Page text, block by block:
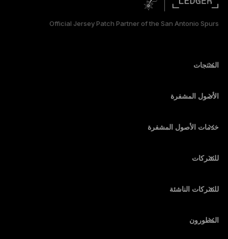
日本語
한국어
Official Jersey Patch Partner of the San Antonio Spurs
المنتجات
محفظة أجهزة
Ledger Stax
Ledger Nano Classics
الحِزم
جميع المنتجات
الأصول المشفرة
محفظة إيثريوم
محفظة Cardano
محفظة مونيرو
رؤية جميع الأصول
خدمات الأصول المشفرة
شراء الأصول المشفرة
مبادلة الأصول المشفرة
للشركات
للشركات الناشئة
المطورون